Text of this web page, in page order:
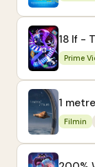
18 If -
Prime
1
Filmin